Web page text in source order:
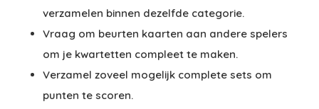
verzamelen binnen dezelfde categorie.
Vraag om beurten kaarten aan andere spelers
om je kwartetten compleet te maken.
Verzamel zoveel mogelijk complete sets om
punten te scoren.